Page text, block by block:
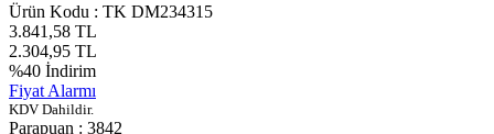
Ürün Kodu : TK DM234315
3.841,58 TL
2.304,95 TL
%40 İndirim
Fiyat Alarmı
KDV Dahildir.
Parapuan : 3842